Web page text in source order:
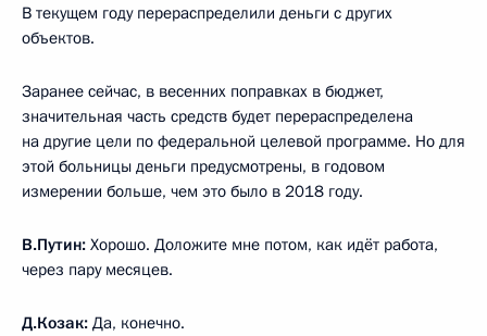
В текущем году перераспределили деньги с других
объектов.
Заранее сейчас, в весенних поправках в бюджет,
значительная часть средств будет перераспределена
на другие цели по федеральной целевой программе. Но для
этой больницы деньги предусмотрены, в годовом
измерении больше, чем это было в 2018 году.
В.Путин: Хорошо. Доложите мне потом, как идёт работа,
через пару месяцев.
Д.Козак: Да, конечно.